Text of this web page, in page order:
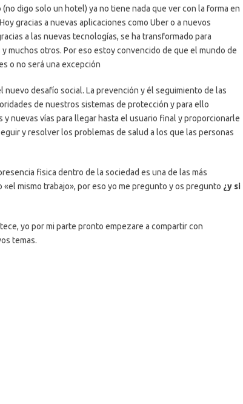
digo solo un hotel) ya no tiene nada que ver con la forma en
gracias a nuevas aplicaciones como Uber o a nuevos
a las nuevas tecnologías, se ha transformado para
muchos otros. Por eso estoy convencido de que el mundo de
o no será una excepción
nuevo desafío social. La prevención y él seguimiento de las
de nuestros sistemas de protección y para ello
y nuevas vías para llegar hasta el usuario final y proporcionarle
y resolver los problemas de salud a los que las personas
fisica dentro de la sociedad es una de las más
mismo trabajo», por eso yo me pregunto y os pregunto ¿y si
yo por mi parte pronto empezare a compartir con
temas.